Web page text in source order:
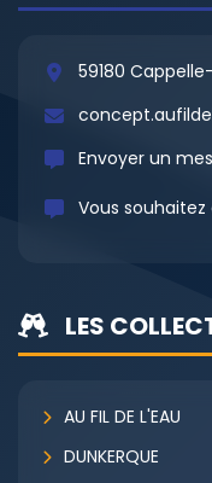
59180
Envoyer un
Vous
LES
AU FIL DE L'EAU
DUNKERQUE